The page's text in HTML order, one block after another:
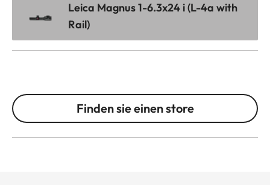
Leica Magnus 1-6.3x24 i (L-4a with
Rail)
Finden sie einen store